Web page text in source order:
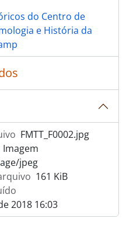
do Centro de
e História da
FMTT_F0002.jpg
Imagem
jpeg
161 KiB
2018 16:03